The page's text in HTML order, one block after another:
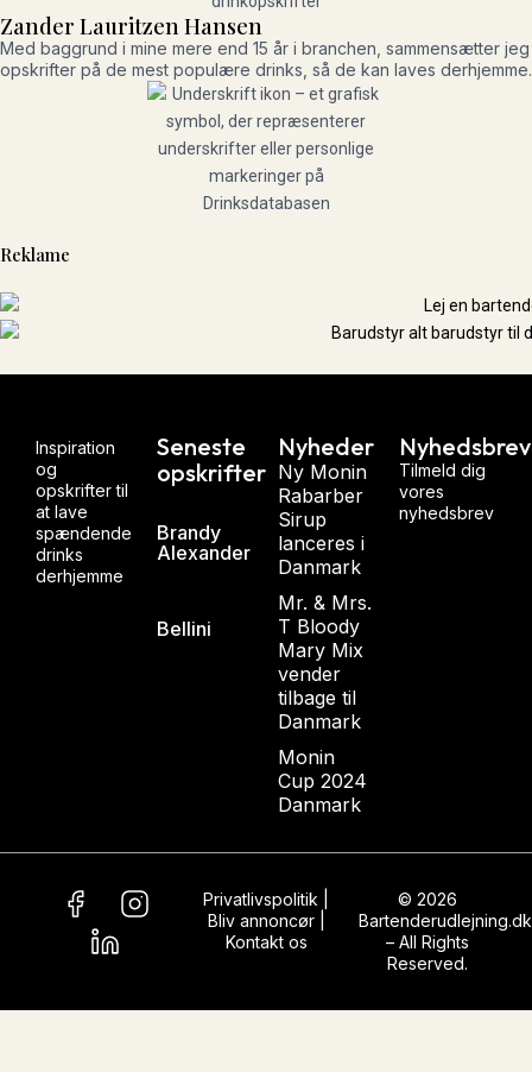
Zander Lauritzen Hansen
Med baggrund i mine mere end 15 år i branchen, sammensætter jeg
opskrifter på de mest populære drinks, så de kan laves derhjemme.
Reklame
Inspiration
og
opskrifter til
at lave
spændende
drinks
derhjemme
Seneste
opskrifter
Brandy
Alexander
Bellini
Nyheder
Ny Monin
Rabarber
Sirup
lanceres i
Danmark
Mr. & Mrs.
T Bloody
Mary Mix
vender
tilbage til
Danmark
Monin
Cup 2024
Danmark
Nyhedsbrev
Tilmeld dig
vores
nyhedsbrev
© 2026
Bartenderudlejning.dk
– All Rights
Reserved.
Privatlivspolitik
Bliv annoncør|
Kontakt os